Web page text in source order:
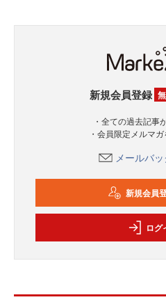
新規会員登録
・全ての過去記事
・会員限定メルマ
メールバ
新規会員
ログ